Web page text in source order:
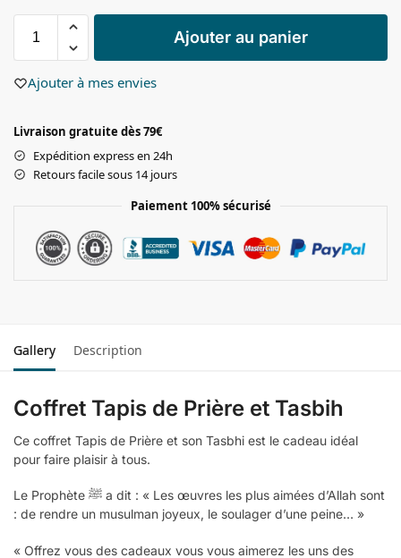
Ajouter au panier
Ajouter à mes envies
Livraison gratuite dès 79€
Expédition express en 24h
Retours facile sous 14 jours
Paiement 100% sécurisé
Gallery Description
Coffret Tapis de Prière et Tasbih
Ce coffret Tapis de Prière et son Tasbhi est le cadeau idéal
pour faire plaisir à tous.
Le Prophète ﷺ a dit : « Les œuvres les plus aimées d’Allah sont
: de rendre un musulman joyeux, le soulager d’une peine… »
« Offrez vous des cadeaux vous vous aimerez les uns des